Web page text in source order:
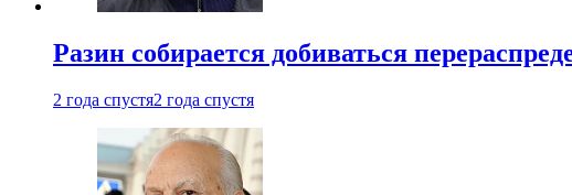
Разин собирается добиваться
2 года спустя2 года спустя